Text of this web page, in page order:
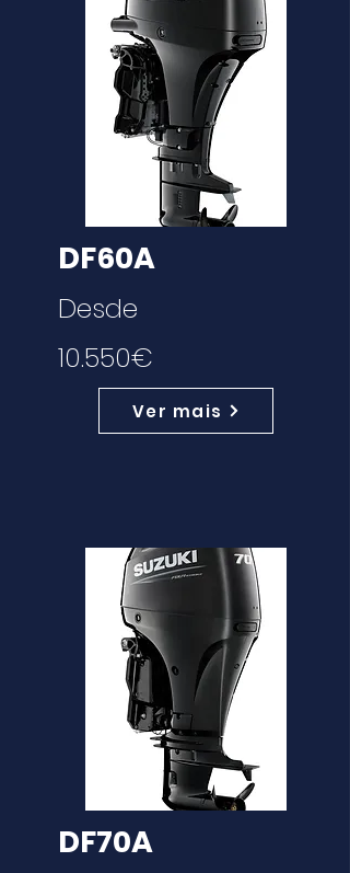
DF60A
Desde
10.550€
Ver mais
DF70A